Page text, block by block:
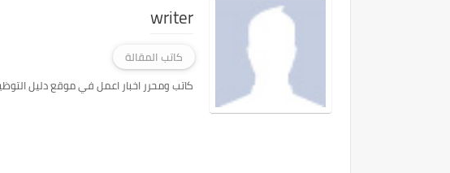
writer
كاتب المقالة
كاتب ومحرر اخبار اعمل في موقع دليل